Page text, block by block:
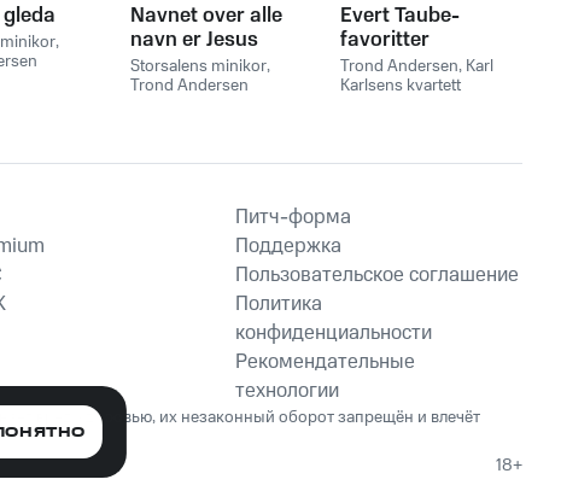
,
Navnet over alle
navn er Jesus
Storsalens minikor,
Trond Andersen
Evert Taube-
favoritter
Trond Andersen, Karl
Karlsens kvartett
Питч-форма
Поддержка
Пользовательское соглашение
Политика
конфиденциальности
Рекомендательные
технологии
вред здоровью, их незаконный оборот запрещён и влечёт
18+